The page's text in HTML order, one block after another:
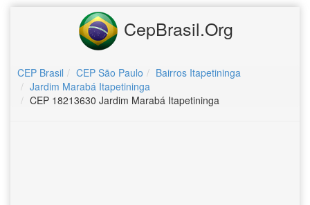
CepBrasil.Org
CEP Brasil CEP São Paulo
Bairros Itapetininga
Jardim Marabá Itapetininga
CEP 18213630 Jardim Marabá Itapetininga